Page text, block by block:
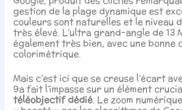
gestion de la plage dynamique est
couleurs sont naturelles et le niveau
très élevé. L’ultra grand-angle de 13
également très bien, avec une bonne
colorimétrique.
Mais c’est ici que se creuse l’écart
9a fait l’impasse sur un élément
téléobjectif dédié. Le zoom